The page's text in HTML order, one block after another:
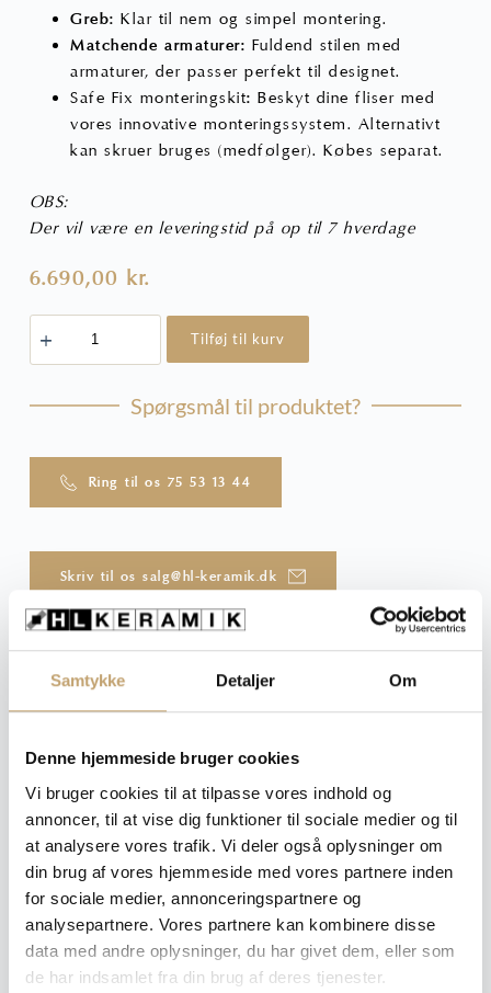
Samtykke Detaljer Om
Denne hjemmeside bruger cookies
Vi bruger cookies til at tilpasse vores indhold og
annoncer, til at vise dig funktioner til sociale medier og til
at analysere vores trafik. Vi deler også oplysninger om
din brug af vores hjemmeside med vores partnere inden
for sociale medier, annonceringspartnere og
analysepartnere. Vores partnere kan kombinere disse
data med andre oplysninger, du har givet dem, eller som
de har indsamlet fra din brug af deres tjenester.
Greb:Klar til nem og simpel montering.
Matchende armaturer: Fuldend stilen med
armaturer, der passer perfekt til designet.
Safe Fix monteringskit: Beskyt dine fliser med
vores innovative monteringssystem. Alternativt
kan skruer bruges (medfølger). Købes separat.
OBS:
Der vil være en leveringstid på op til 7 hverdage
6.690,00kr.
Brusevæg
glas
Tilføj til kurv
Spørgsmål til produktet?
Ring til os 75 53 13 44
Skriv til os salg@hl-keramik.dk